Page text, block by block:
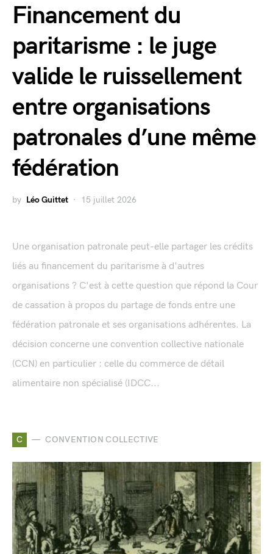
Financement du
paritarisme : le juge
valide le ruissellement
entre organisations
patronales d’une même
fédération
by Léo Guittet 15 juillet 2026
Une organisation patronale peut-elle partager les crédits
liés au financement du paritarisme à d'autres
organisations ? C'est à cette question que répond la Cour
de cassation à propos du partage de fonds entre une
fédération patronale et ses organisations adhérentes. La
décision concerne une convention collective nationale
(CCN) en particulier : celle du commerce de détail
alimentaire non spécialisé (IDCC...
C CONVENTION COLLECTIVE